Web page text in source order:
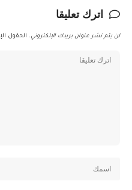
اترك تعليقا
لن يتم نشر عنوان بريدك الإلكتروني. الحقول